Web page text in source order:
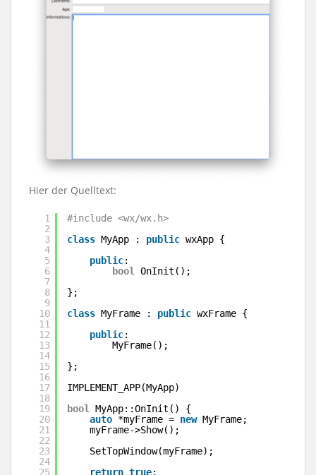
Hier der Quelltext:
1
2
3
4
5
6
7
8
9
10
11
12
13
14
15
16
17
18
19
20
21
22
23
24
25
#include <wx/wx.h>
class MyApp : public wxApp {
public:
bool
OnInit();
};
class MyFrame : public wxFrame {
public:
MyFrame();
};
IMPLEMENT_APP(MyApp)
bool
MyApp::OnInit() {
auto *myFrame = new MyFrame;
myFrame->Show();
SetTopWindow(myFrame);
return true;